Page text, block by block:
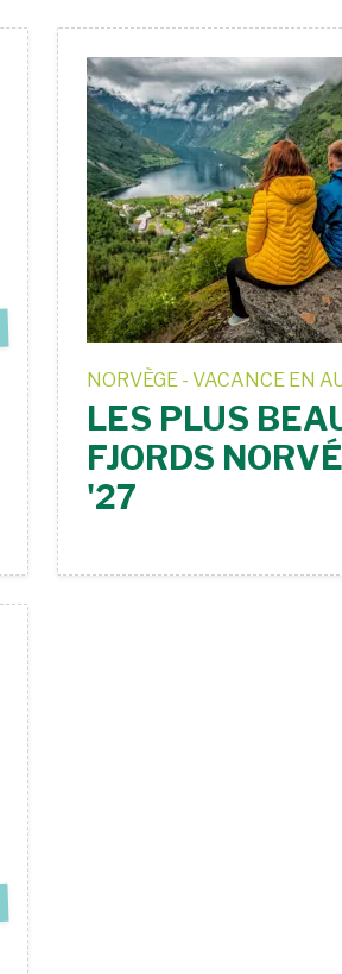
NORVÈGE - VACANCE EN
LES PLUS
FJORDS
'27